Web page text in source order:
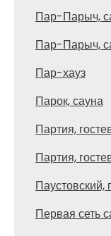
Пар-Парыч,
Пар-Парыч,
Пар-хауз
Парок, сауна
Партия,
Партия,
Паустовский,
Первая сеть